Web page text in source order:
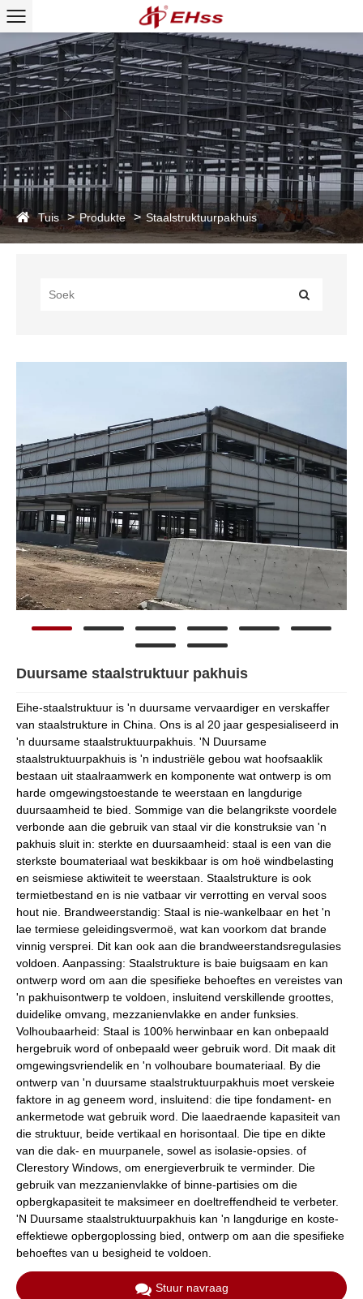
Tuis Produkte Staalstruktuurpakhuis
Duursame staalstruktuur pakhuis
Eihe-staalstruktuur is 'n duursame vervaardiger en verskaffer
van staalstrukture in China. Ons is al 20 jaar gespesialiseerd in
'n duursame staalstruktuurpakhuis. 'N Duursame
staalstruktuurpakhuis is 'n industriële gebou wat hoofsaaklik
bestaan ​​uit staalraamwerk en komponente wat ontwerp is om
harde omgewingstoestande te weerstaan ​​en langdurige
duursaamheid te bied. Sommige van die belangrikste voordele
verbonde aan die gebruik van staal vir die konstruksie van 'n
pakhuis sluit in: sterkte en duursaamheid: staal is een van die
sterkste boumateriaal wat beskikbaar is om hoë windbelasting
en seismiese aktiwiteit te weerstaan. Staalstrukture is ook
termietbestand en is nie vatbaar vir verrotting en verval soos
hout nie. Brandweerstandig: Staal is nie-wankelbaar en het 'n
lae termiese geleidingsvermoë, wat kan voorkom dat brande
vinnig versprei. Dit kan ook aan die brandweerstandsregulasies
voldoen. Aanpassing: Staalstrukture is baie buigsaam en kan
ontwerp word om aan die spesifieke behoeftes en vereistes van
'n pakhuisontwerp te voldoen, insluitend verskillende groottes,
duidelike omvang, mezzanienvlakke en ander funksies.
Volhoubaarheid: Staal is 100% herwinbaar en kan onbepaald
hergebruik word of onbepaald weer gebruik word. Dit maak dit
omgewingsvriendelik en 'n volhoubare boumateriaal. By die
ontwerp van 'n duursame staalstruktuurpakhuis moet verskeie
faktore in ag geneem word, insluitend: die tipe fondament- en
ankermetode wat gebruik word. Die laaedraende kapasiteit van
die struktuur, beide vertikaal en horisontaal. Die tipe en dikte
van die dak- en muurpanele, sowel as isolasie-opsies. of
Clerestory Windows, om energieverbruik te verminder. Die
gebruik van mezzanienvlakke of binne-partisies om die
opbergkapasiteit te maksimeer en doeltreffendheid te verbeter.
'N Duursame staalstruktuurpakhuis kan 'n langdurige en koste-
effektiewe opbergoplossing bied, ontwerp om aan die spesifieke
behoeftes van u besigheid te voldoen.
Stuur navraag